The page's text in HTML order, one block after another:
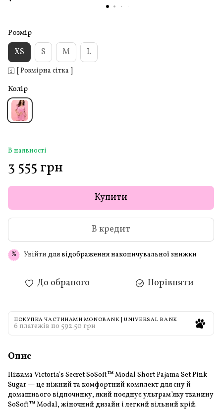
Розмір
XS S M L
[ Розмірна сітка ]
Колір
В наявності
3 555 грн
Купити
В кредит
% Увійти для відображення накопичувальної знижки
До обраного Порівняти
ПОКУПКА ЧАСТИНАМИ MONOBANK | UNIVERSAL BANK
6 платежів по 592.50 грн
Опис
Піжама Victoria's Secret SoSoft™ Modal Short Pajama Set Pink
Sugar — це ніжний та комфортний комплект для сну й
домашнього відпочинку, який поєднує ультрам’яку тканину
SoSoft™ Modal, жіночний дизайн і легкий вільний крій.